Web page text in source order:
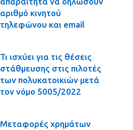
αριθμό κινητού
τηλεφώνου και email
Τι ισχύει για τις θέσεις
στάθμευσης στις πιλοτές
των πολυκατοικιών μετά
τον νόμο 5005/2022
Μεταφορές χρημάτων